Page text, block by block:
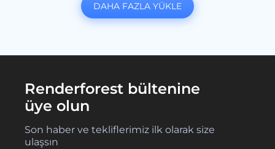
DAHA FAZLA YÜKLE
Renderforest bültenine
üye olun
Son haber ve tekliflerimiz ilk olarak size
ulaşsın